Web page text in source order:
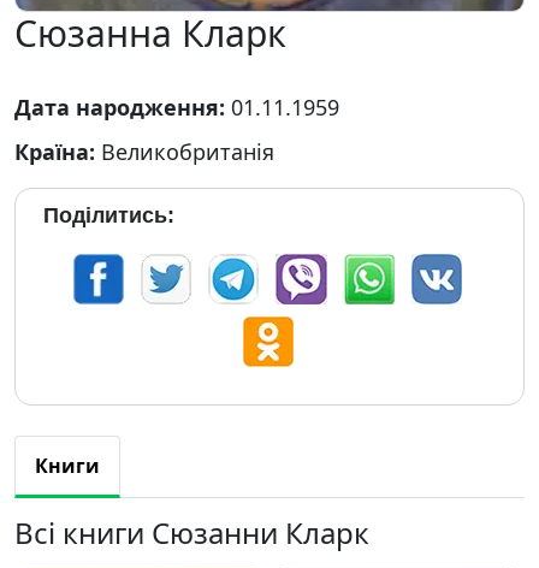
Сюзанна Кларк
Дата народження: 01.11.1959
Країна: Великобританія
Поділитись:
Книги
Всі книги Сюзанни Кларк